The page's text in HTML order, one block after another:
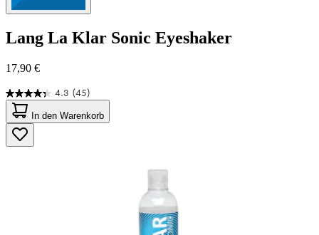
Lang La Klar Sonic Eyeshaker
17,90 €
4.3 (45)
4.3
von
5
Sternen.
45
In den Warenkorb